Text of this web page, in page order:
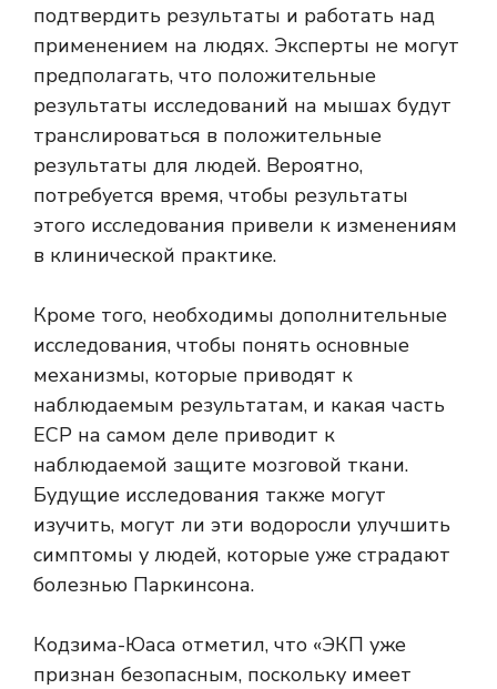
подтвердить результаты и работать над
применением на людях. Эксперты не могут
предполагать, что положительные
результаты исследований на мышах будут
транслироваться в положительные
результаты для людей. Вероятно,
потребуется время, чтобы результаты
этого исследования привели к изменениям
в клинической практике.
Кроме того, необходимы дополнительные
исследования, чтобы понять основные
механизмы, которые приводят к
наблюдаемым результатам, и какая часть
ECP на самом деле приводит к
наблюдаемой защите мозговой ткани.
Будущие исследования также могут
изучить, могут ли эти водоросли улучшить
симптомы у людей, которые уже страдают
болезнью Паркинсона.
Кодзима-Юаса отметил, что «ЭКП уже
признан безопасным, поскольку имеет